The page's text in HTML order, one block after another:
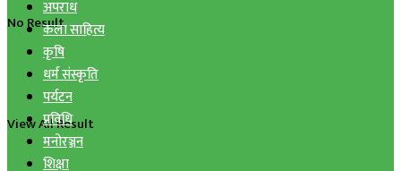
No Result
View All Result
अपराध
कला साहित्य
कृषि
धर्म संस्कृति
पर्यटन
प्रविधि
मनोरञ्जन
शिक्षा